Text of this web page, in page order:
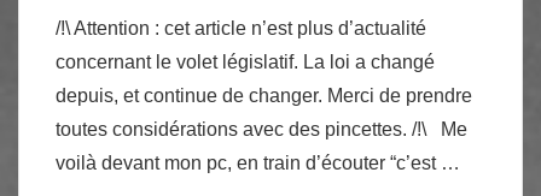
/!\ Attention : cet article n’est plus d’actualité
concernant le volet législatif. La loi a changé
depuis, et continue de changer. Merci de prendre
toutes considérations avec des pincettes. /!\ Me
voilà devant mon pc, en train d’écouter “c’est …